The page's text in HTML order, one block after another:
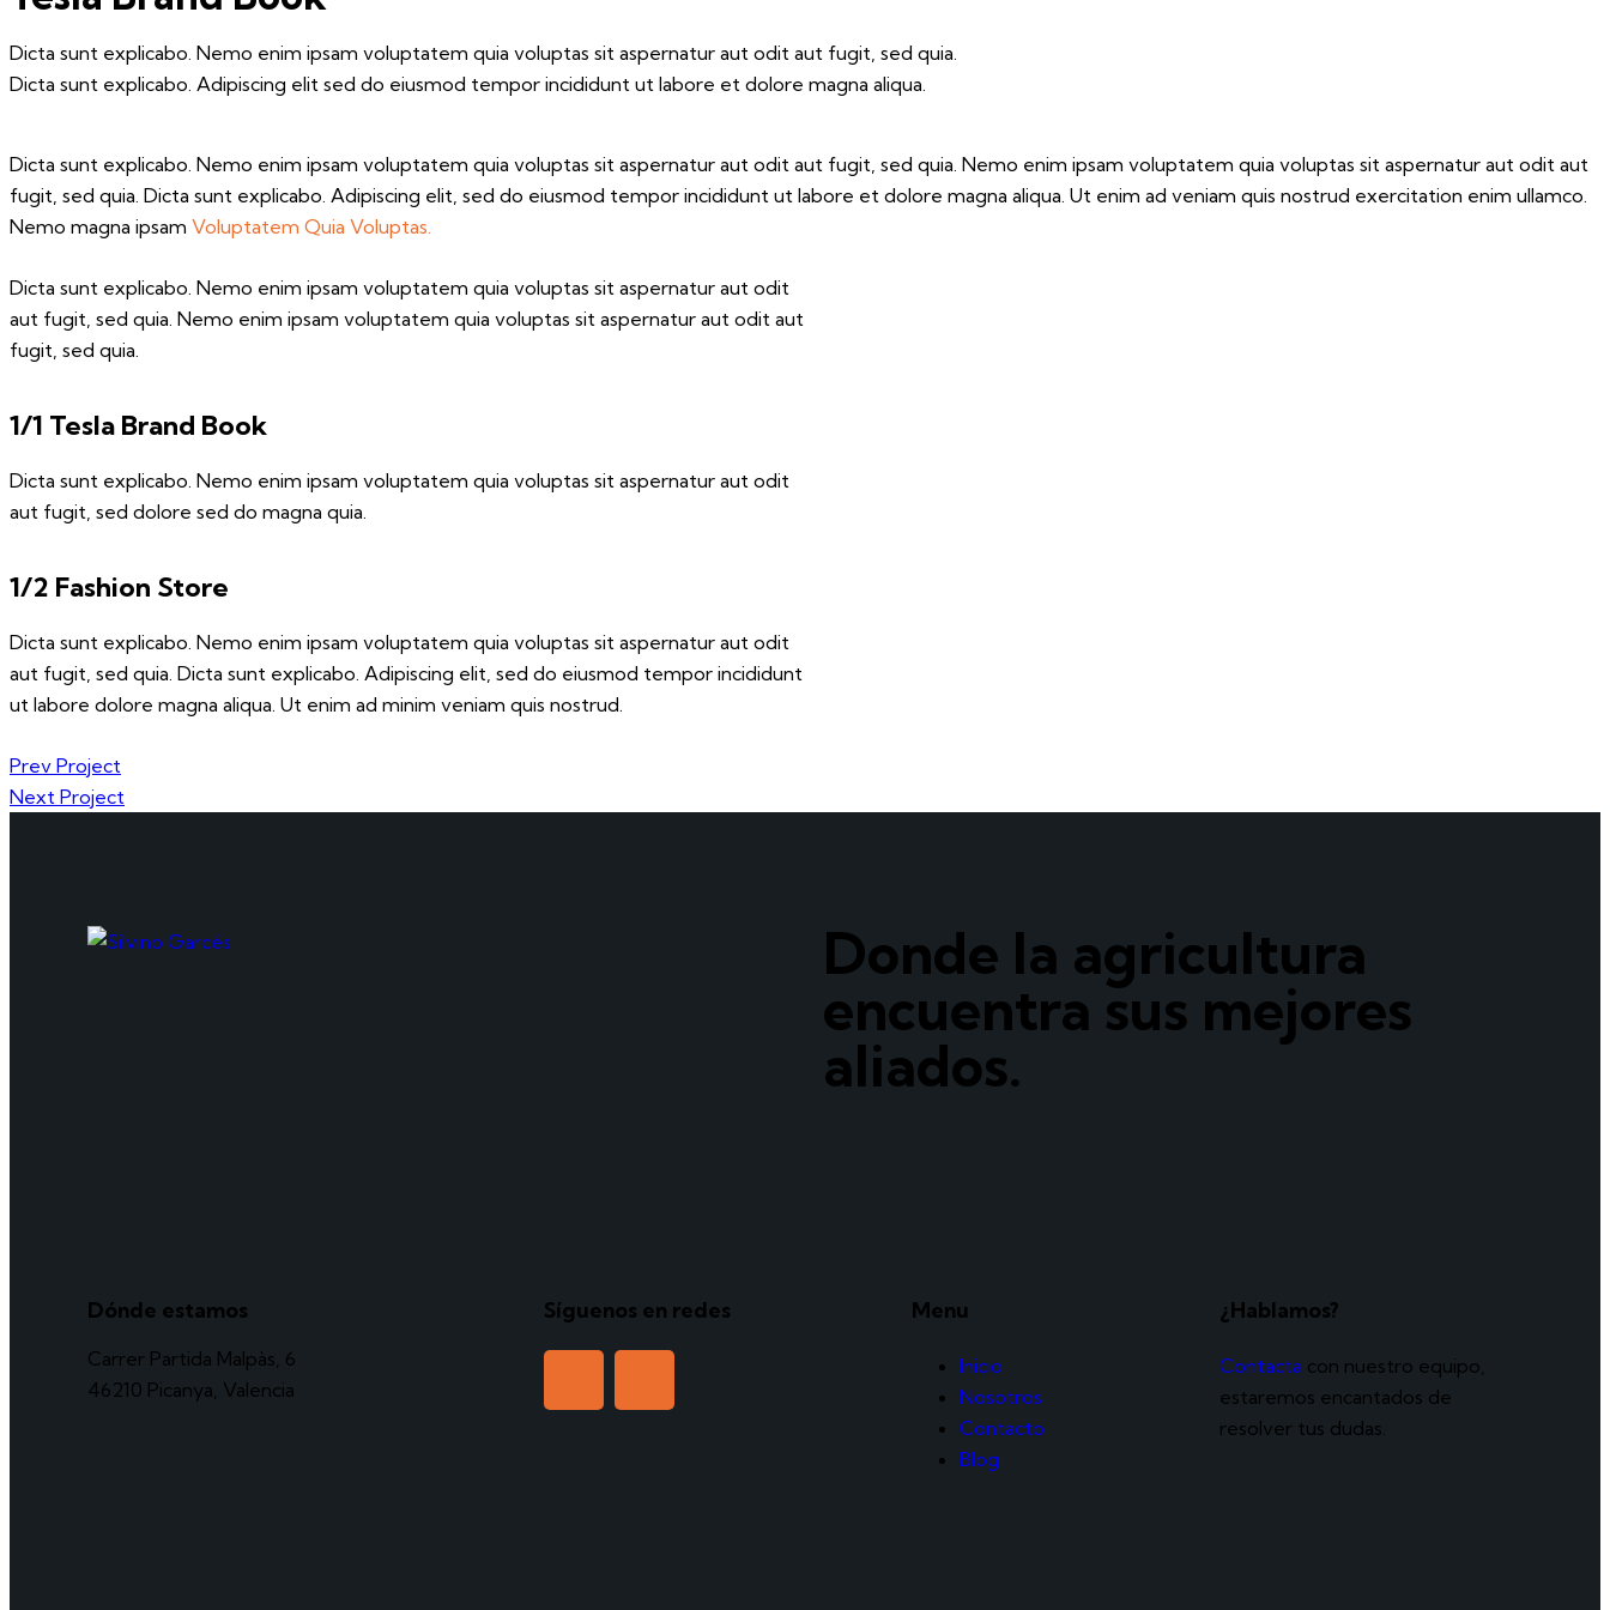
Dicta sunt explicabo. Nemo enim ipsam voluptatem quia voluptas sit aspernatur aut odit aut fugit, sed quia.
Dicta sunt explicabo. Adipiscing elit sed do eiusmod tempor incididunt ut labore et dolore magna aliqua.
Dicta sunt explicabo. Nemo enim ipsam voluptatem quia voluptas sit aspernatur aut odit aut fugit, sed quia. Nemo enim ipsam voluptatem quia voluptas sit aspernatur aut odit aut
fugit, sed quia. Dicta sunt explicabo. Adipiscing elit, sed do eiusmod tempor incididunt ut labore et dolore magna aliqua. Ut enim ad veniam quis nostrud exercitation enim ullamco.
Nemo magna ipsam Voluptatem Quia Voluptas.
Dicta sunt explicabo. Nemo enim ipsam voluptatem quia voluptas sit aspernatur aut odit
aut fugit, sed quia. Nemo enim ipsam voluptatem quia voluptas sit aspernatur aut odit aut
fugit, sed quia.
1/1 Tesla Brand Book
Dicta sunt explicabo. Nemo enim ipsam voluptatem quia voluptas sit aspernatur aut odit
aut fugit, sed dolore sed do magna quia.
1/2 Fashion Store
Dicta sunt explicabo. Nemo enim ipsam voluptatem quia voluptas sit aspernatur aut odit
aut fugit, sed quia. Dicta sunt explicabo. Adipiscing elit, sed do eiusmod tempor incididunt
ut labore dolore magna aliqua. Ut enim ad minim veniam quis nostrud.
Prev Project
Next Project
Donde la agricultura
encuentra sus mejores
aliados.
Dónde estamos
Carrer Partida Malpàs, 6
46210 Picanya, Valencia
Síguenos en redes Menu
Inicio
Nosotros
Contacto
Blog
¿Hablamos?
Contacta con nuestro equipo,
estaremos encantados de
resolver tus dudas.